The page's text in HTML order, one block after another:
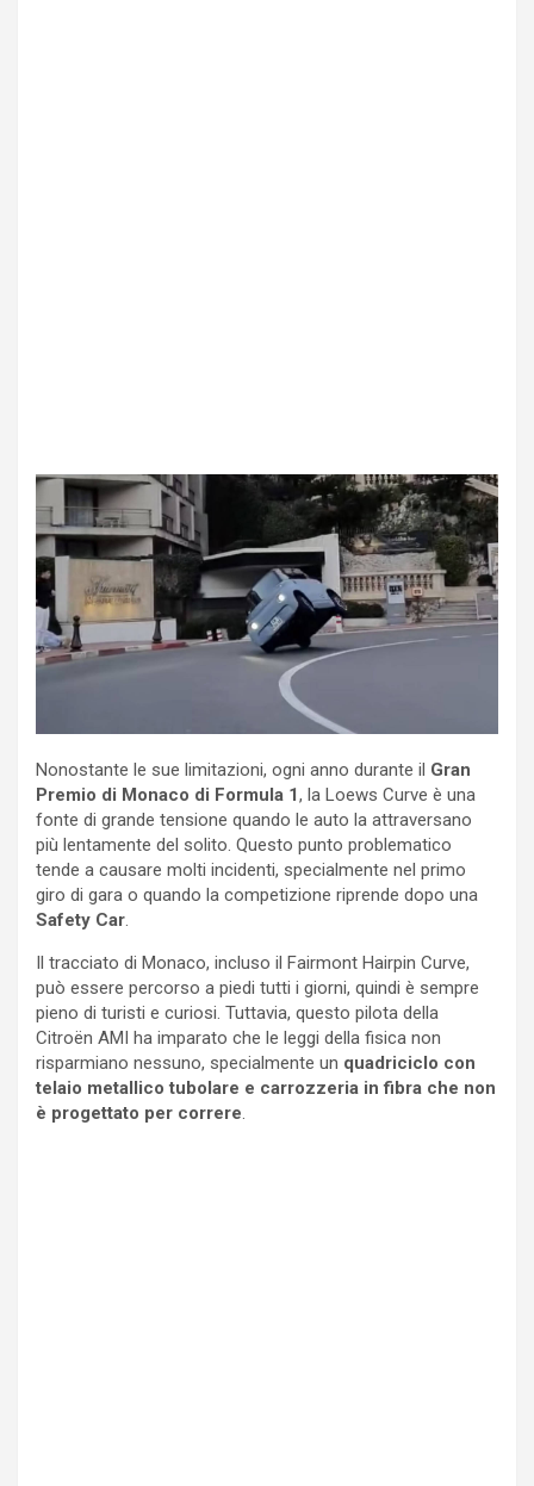
Nonostante le sue limitazioni, ogni anno durante il Gran
Premio di Monaco di Formula 1, la Loews Curve è una
fonte di grande tensione quando le auto la attraversano
più lentamente del solito. Questo punto problematico
tende a causare molti incidenti, specialmente nel primo
giro di gara o quando la competizione riprende dopo una
Safety Car.
Il tracciato di Monaco, incluso il Fairmont Hairpin Curve,
può essere percorso a piedi tutti i giorni, quindi è sempre
pieno di turisti e curiosi. Tuttavia, questo pilota della
Citroën AMI ha imparato che le leggi della fisica non
risparmiano nessuno, specialmente un quadriciclo con
telaio metallico tubolare e carrozzeria in fibra che non
è progettato per correre.